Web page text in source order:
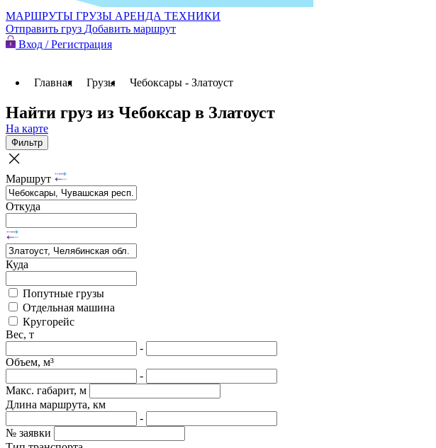
МАРШРУТЫ ГРУЗЫ АРЕНДА ТЕХНИКИ
Отправить груз Добавить маршрут
Вход / Регистрация
Главная Грузы Чебоксары - Златоуст
Найти груз из Чебоксар в Златоуст
На карте
Фильтр
Маршрут
Откуда
Куда
Попутные грузы
Отдельная машина
Кругорейс
Вес, т
-
Объем, м³
-
Макс. габарит, м
Длина маршрута, км
-
№ заявки